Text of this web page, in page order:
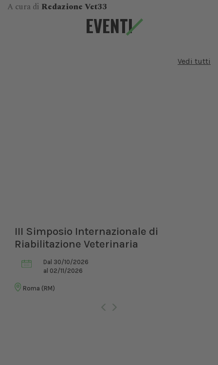
A cura di Redazione Vet33
EVENTI
Vedi tutti
III Simposio Internazionale di
Riabilitazione Veterinaria
Dal 30/10/2026
al 02/11/2026
Roma (RM)